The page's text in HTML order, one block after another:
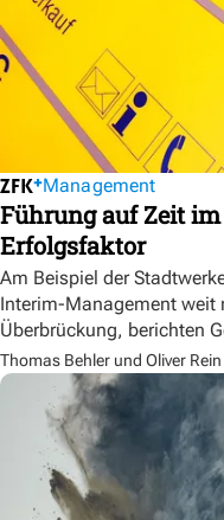
Management
Führung auf Zeit
Erfolgsfaktor
Am Beispiel der
Interim-Management weit
Überbrückung, berichten
Thomas Behler und Oliver Rein